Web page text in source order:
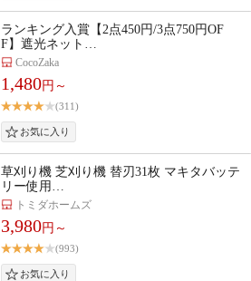
ランキング入賞【2点450円/3点750円OF
F】遮光ネット…
CocoZaka
1,480円～
(311)
草刈り機 芝刈り機 替刃31枚 マキタバッテ
リー使用…
トミダホームズ
3,980円～
(993)